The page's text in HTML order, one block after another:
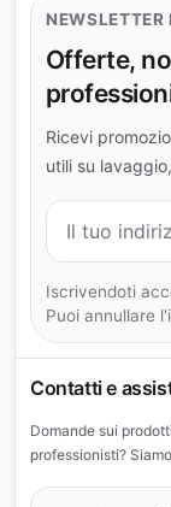
NEWSLETTER
Offerte,
Ricevi
utili su
Indirizzo e-
Iscrivendoti
Puoi annullare
Contatti e
Domande sui
professionisti?